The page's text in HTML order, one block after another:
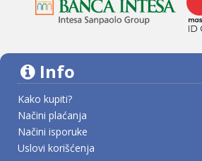
Info
Kako kupiti?
Načini plaćanja
Načini isporuke
Uslovi korišćenja